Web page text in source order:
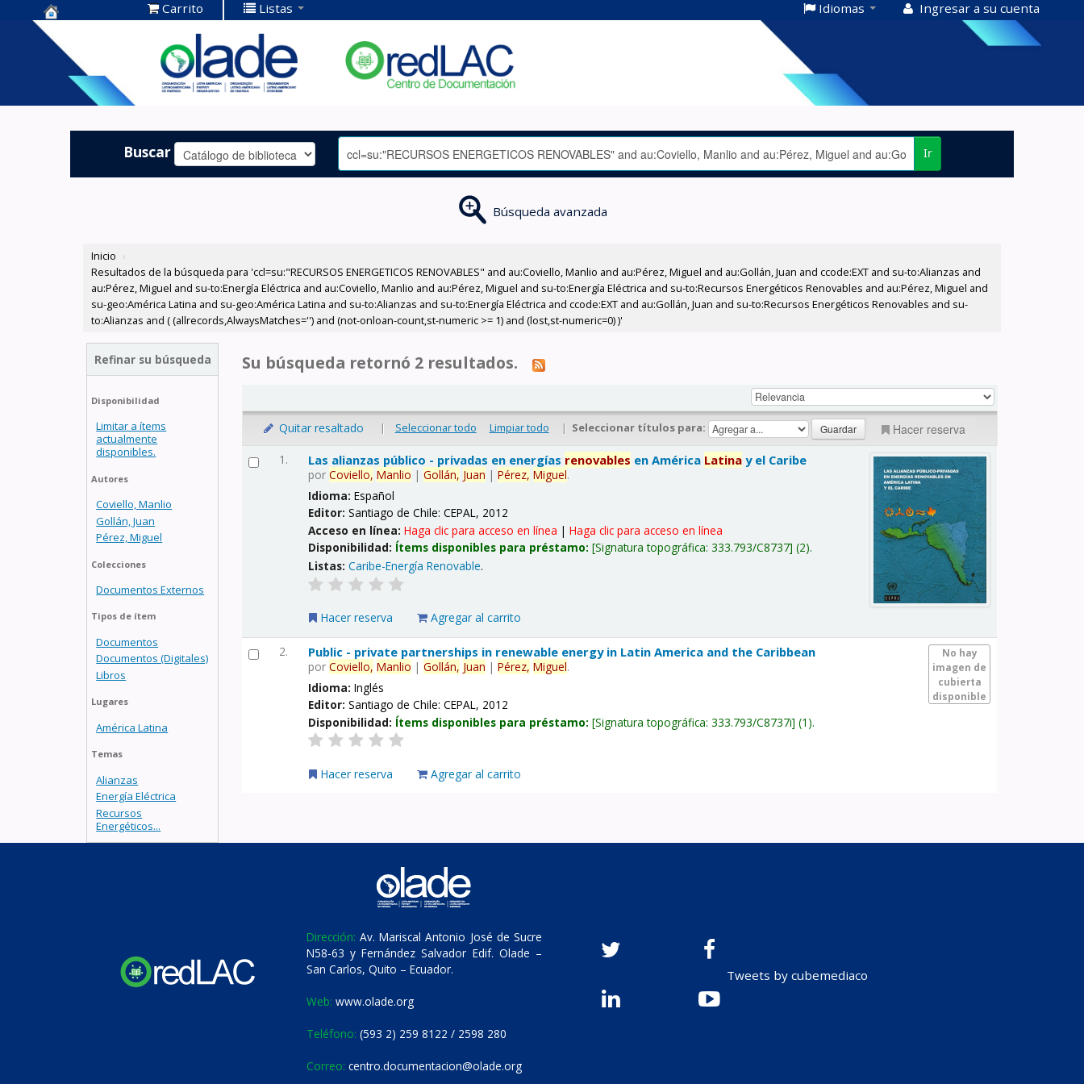
Centro de
Documentación
OLADE -
Carrito Listas Idiomas Ingresar a su cuenta
Buscar Ir
Búsqueda avanzada
Inicio ›
Resultados de la búsqueda para 'ccl=su:"RECURSOS ENERGETICOS RENOVABLES" and au:Coviello, Manlio and au:Pérez, Miguel and au:Gollán, Juan and ccode:EXT and su-to:Alianzas and
au:Pérez, Miguel and su-to:Energía Eléctrica and au:Coviello, Manlio and au:Pérez, Miguel and su-to:Energía Eléctrica and su-to:Recursos Energéticos Renovables and au:Pérez, Miguel and
su-geo:América Latina and su-geo:América Latina and su-to:Alianzas and su-to:Energía Eléctrica and ccode:EXT and au:Gollán, Juan and su-to:Recursos Energéticos Renovables and su-
to:Alianzas and ( (allrecords,AlwaysMatches='') and (not-onloan-count,st-numeric >= 1) and (lost,st-numeric=0) )'
Refinar su búsqueda
Disponibilidad
Limitar a ítems
actualmente
disponibles.
Autores
Coviello, Manlio
Gollán, Juan
Pérez, Miguel
Colecciones
Documentos Externos
Tipos de ítem
Documentos
Documentos (Digitales)
Libros
Lugares
América Latina
Temas
Alianzas
Energía Eléctrica
Recursos
Energéticos...
Su búsqueda retornó 2 resultados.
Quitar resaltado | Seleccionar todo Limpiar todo | Seleccionar títulos para: Hacer reserva
1. Las alianzas público - privadas en energías renovables en América Latina y el Caribe
porCoviello, Manlio |Gollán, Juan |Pérez, Miguel.
Idioma:Español
Editor:Santiago de Chile: CEPAL, 2012
Acceso en línea:Haga clic para acceso en línea |Haga clic para acceso en línea
Disponibilidad: Ítems disponibles para préstamo: Signatura topográfica:333.793/C8737 (2).
Listas: Caribe-Energía Renovable.
Hacer reserva Agregar al carrito
2.
No hay
imagen de
cubierta
disponible
Public - private partnerships in renewable energy in Latin America and the Caribbean
porCoviello, Manlio |Gollán, Juan |Pérez, Miguel.
Idioma:Inglés
Editor:Santiago de Chile: CEPAL, 2012
Disponibilidad: Ítems disponibles para préstamo: Signatura topográfica:333.793/C8737i (1).
Hacer reserva Agregar al carrito
Dirección: Av. Mariscal Antonio José de Sucre
N58-63 y Fernández Salvador Edif. Olade –
San Carlos, Quito – Ecuador.
Web: www.olade.org
Teléfono: (593 2) 259 8122 / 2598 280
Correo: centro.documentacion@olade.org
Tweets by cubemediaco